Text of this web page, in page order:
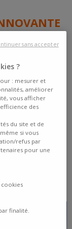
la marque
avec une
par an. La
et le
5 centres de R&D
en 2016. Un
pour le
par de
mondiaux
Tesla, etc.). Et se
modèles de
?
: mesurer et
améliorer
vous afficher
des
du site et de
si vous
refus par
pour une
cookies
finalité.
sans accepter